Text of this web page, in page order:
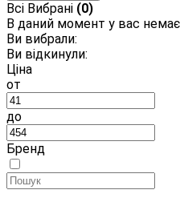
Всі Вибрані (0)
В даний момент у вас немає
Ви вибрали:
Ви відкинули:
Ціна
от
до
Бренд